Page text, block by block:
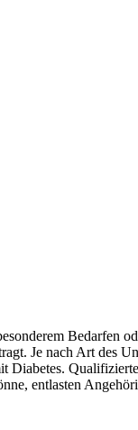
Bedarfen
Je nach Art des
Diabetes.
entlasten